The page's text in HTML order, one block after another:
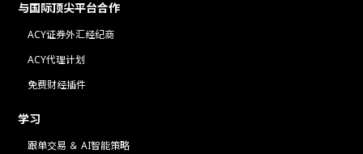
与国际顶尖平台合作
ACY证券外汇经纪商
ACY代理计划
免费财经插件
学习
跟单交易 ＆ AI智能策略